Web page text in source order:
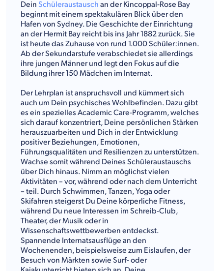
Dein Schüleraustausch an der Kincoppal-Rose Bay
beginnt mit einem spektakulären Blick über den
Hafen von Sydney. Die Geschichte der Einrichtung
an der Hermit Bay reicht bis ins Jahr 1882 zurück. Sie
ist heute das Zuhause von rund 1.000 Schüler:innen.
Ab der Sekundarstufe verabschiedet sie allerdings
ihre jungen Männer und legt den Fokus auf die
Bildung ihrer 150 Mädchen im Internat.
Der Lehrplan ist anspruchsvoll und kümmert sich
auch um Dein psychisches Wohlbefinden. Dazu gibt
es ein spezielles Academic Care-Programm, welches
sich darauf konzentriert, Deine persönlichen Stärken
herauszuarbeiten und Dich in der Entwicklung
positiver Beziehungen, Emotionen,
Führungsqualitäten und Resilienzen zu unterstützen.
Wachse somit während Deines Schüleraustauschs
über Dich hinaus. Nimm an möglichst vielen
Aktivitäten – vor, während oder nach dem Unterricht
– teil. Durch Schwimmen, Tanzen, Yoga oder
Skifahren steigerst Du Deine körperliche Fitness,
während Du neue Interessen im Schreib-Club,
Theater, der Musik oder in
Wissenschaftswettbewerben entdeckst.
Spannende Internatsausflüge an den
Wochenenden, beispielsweise zum Eislaufen, der
Besuch von Märkten sowie Surf- oder